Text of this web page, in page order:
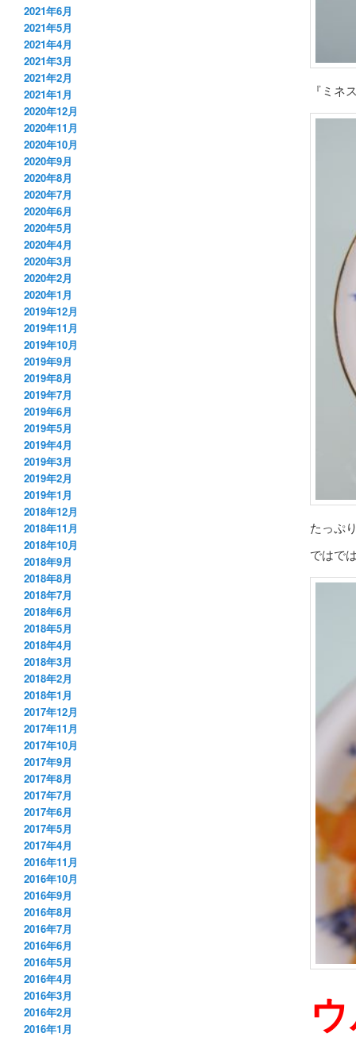
『ミ
たっぷ
ではで
2021年6月
2021年5月
2021年4月
2021年3月
2021年2月
2021年1月
2020年12月
2020年11月
2020年10月
2020年9月
2020年8月
2020年7月
2020年6月
2020年5月
2020年4月
2020年3月
2020年2月
2020年1月
2019年12月
2019年11月
2019年10月
2019年9月
2019年8月
2019年7月
2019年6月
2019年5月
2019年4月
2019年3月
2019年2月
2019年1月
2018年12月
2018年11月
2018年10月
2018年9月
2018年8月
2018年7月
2018年6月
2018年5月
2018年4月
2018年3月
2018年2月
2018年1月
2017年12月
2017年11月
2017年10月
2017年9月
2017年8月
2017年7月
2017年6月
2017年5月
2017年4月
2016年11月
2016年10月
2016年9月
2016年8月
2016年7月
2016年6月
2016年5月
2016年4月
2016年3月
2016年2月
2016年1月